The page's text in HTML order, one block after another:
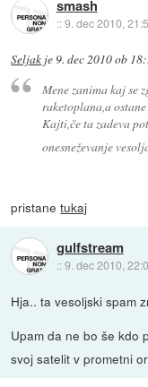
smash
::9. dec 2010,
Seljak je9. dec 2010 ob
Mene zanima kaj se
raketoplana,a
Kajti,če ta zadeva
onesneževanje
pristanetukaj
gulfstream
::9. dec 2010,
Hja.. ta vesoljski spam
Upam da ne bo še kdo
svoj satelit v prometni